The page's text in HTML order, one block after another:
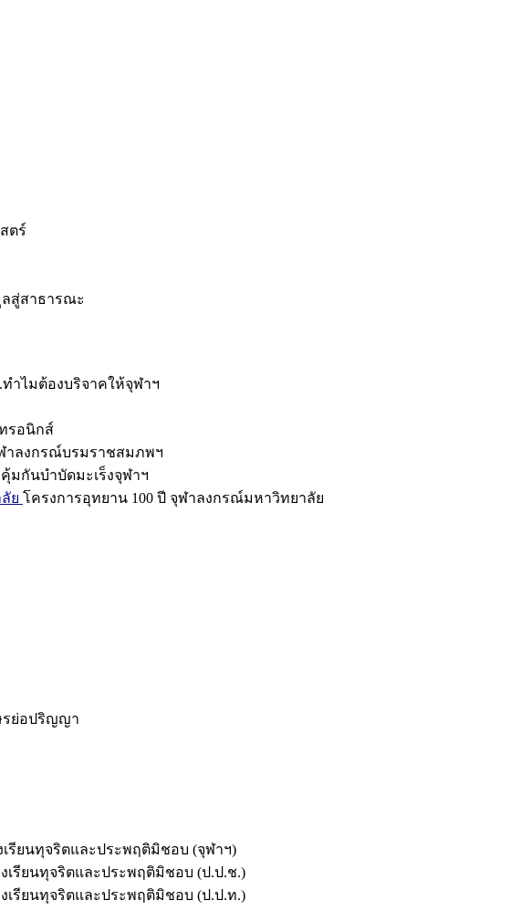
ตร์
ลสู่สาธารณะ
ทำไมต้องบริจาคให้จุฬาฯ
รอนิกส์
าลงกรณ์บรมราชสมภพฯ
มกันบำบัดมะเร็งจุฬาฯ
ย โครงการอุทยาน 100 ปี จุฬาลงกรณ์มหาวิทยาลัย
ย่อปริญญา
เรียนทุจริตและประพฤติมิชอบ (จุฬาฯ)
เรียนทุจริตและประพฤติมิชอบ (ป.ป.ช.)
เรียนทุจริตและประพฤติมิชอบ (ป.ป.ท.)